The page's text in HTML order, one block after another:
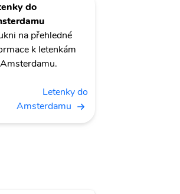
do
na přehledné
k letenkám
Letenky do
Amsterdamu